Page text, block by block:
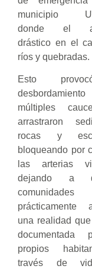
municipio
donde el
drástico en el
ríos y quebradas.
Esto
múltiples
arrastraron
rocas y
bloqueando por
las arterias
dejando a
comunidades
prácticamente
una realidad
documentada
propios
través de